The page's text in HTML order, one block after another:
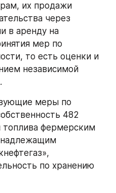
их продажи
через
в аренду на
мер по
то есть оценки и
независимой
меры по
482
топлива фермерским
по хранению